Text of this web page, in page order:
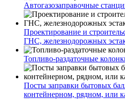
Автогазозаправочные
Проектирование и
ГНС, железнодорожных
Топливо-раздаточные
Посты заправки бытовых
контейнерном, рядном, или